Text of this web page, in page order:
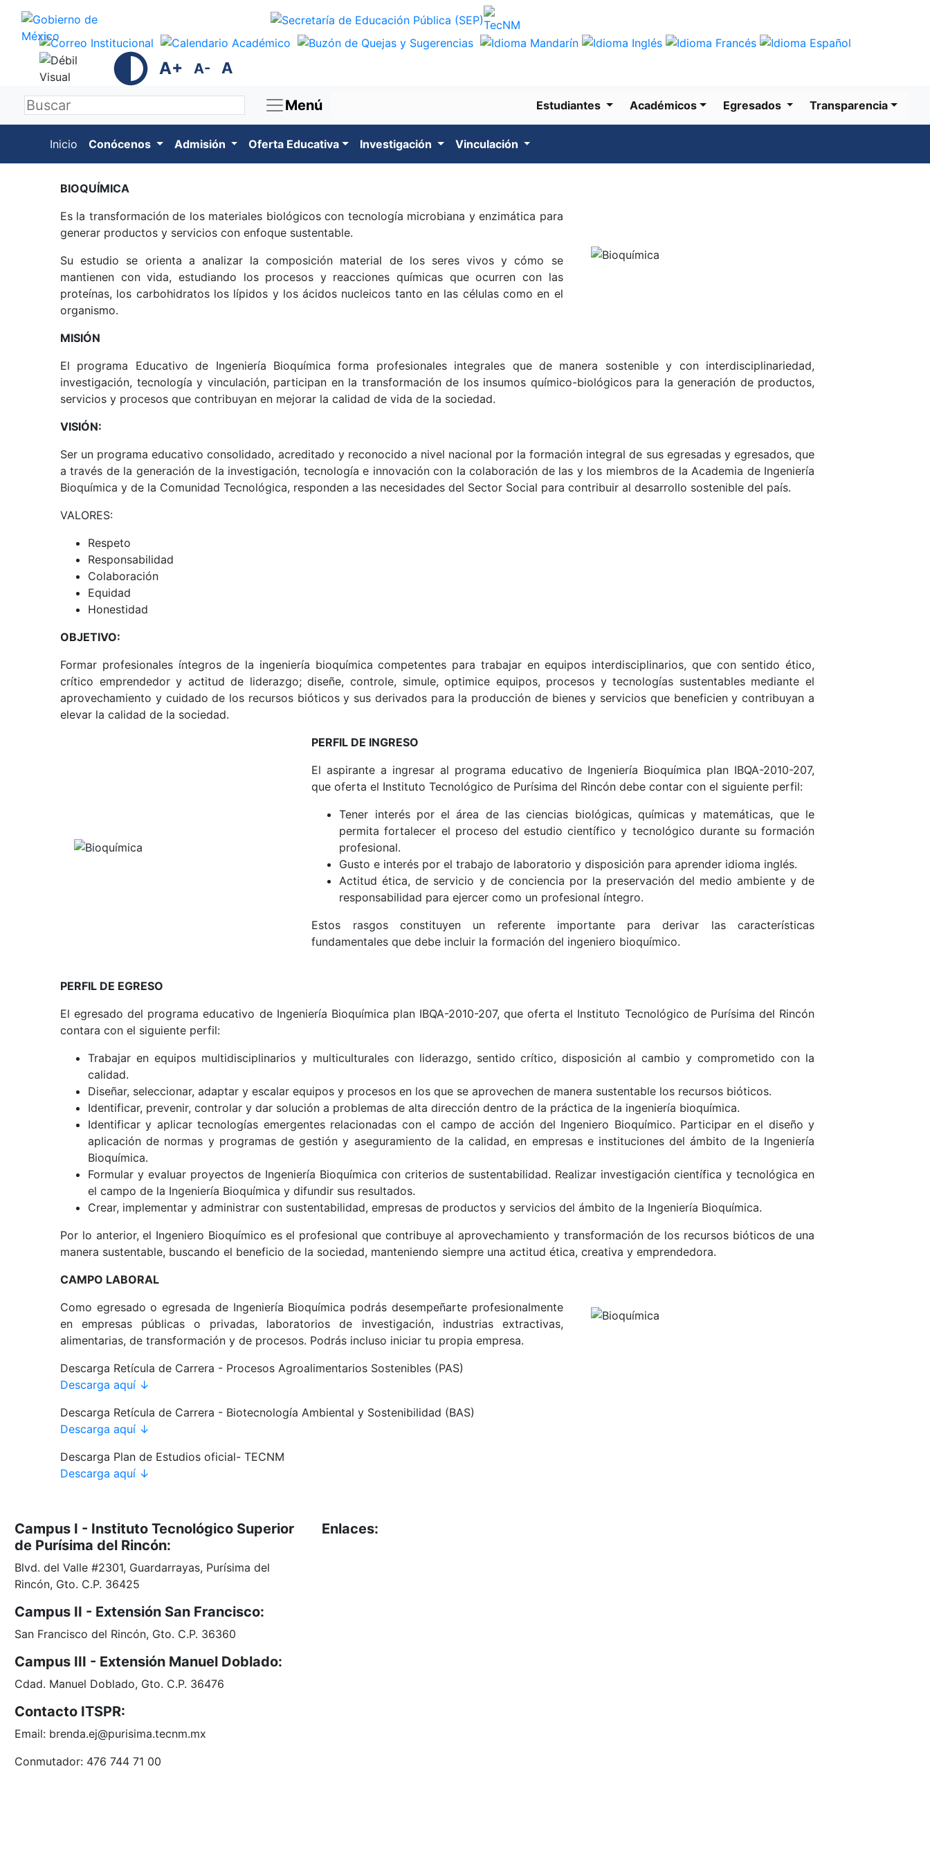
A+ A- A
Menú Estudiantes Académicos Egresados Transparencia
Inicio Conócenos Admisión Oferta Educativa Investigación Vinculación
BIOQUÍMICA
Es la transformación de los materiales biológicos con tecnología microbiana y enzimática para
generar productos y servicios con enfoque sustentable.
Su estudio se orienta a analizar la composición material de los seres vivos y cómo se
mantienen con vida, estudiando los procesos y reacciones químicas que ocurren con las
proteínas, los carbohidratos los lípidos y los ácidos nucleicos tanto en las células como en el
organismo.
MISIÓN
El programa Educativo de Ingeniería Bioquímica forma profesionales integrales que de manera sostenible y con interdisciplinariedad,
investigación, tecnología y vinculación, participan en la transformación de los insumos químico-biológicos para la generación de productos,
servicios y procesos que contribuyan en mejorar la calidad de vida de la sociedad.
VISIÓN:
Ser un programa educativo consolidado, acreditado y reconocido a nivel nacional por la formación integral de sus egresadas y egresados, que
a través de la generación de la investigación, tecnología e innovación con la colaboración de las y los miembros de la Academia de Ingeniería
Bioquímica y de la Comunidad Tecnológica, responden a las necesidades del Sector Social para contribuir al desarrollo sostenible del país.
VALORES:
Respeto
Responsabilidad
Colaboración
Equidad
Honestidad
OBJETIVO:
Formar profesionales íntegros de la ingeniería bioquímica competentes para trabajar en equipos interdisciplinarios, que con sentido ético,
crítico emprendedor y actitud de liderazgo; diseñe, controle, simule, optimice equipos, procesos y tecnologías sustentables mediante el
aprovechamiento y cuidado de los recursos bióticos y sus derivados para la producción de bienes y servicios que beneficien y contribuyan a
elevar la calidad de la sociedad.
PERFIL DE INGRESO
El aspirante a ingresar al programa educativo de Ingeniería Bioquímica plan IBQA-2010-207,
que oferta el Instituto Tecnológico de Purísima del Rincón debe contar con el siguiente perfil:
Tener interés por el área de las ciencias biológicas, químicas y matemáticas, que le
permita fortalecer el proceso del estudio científico y tecnológico durante su formación
profesional.
Gusto e interés por el trabajo de laboratorio y disposición para aprender idioma inglés.
Actitud ética, de servicio y de conciencia por la preservación del medio ambiente y de
responsabilidad para ejercer como un profesional íntegro.
Estos rasgos constituyen un referente importante para derivar las características
fundamentales que debe incluir la formación del ingeniero bioquímico.
PERFIL DE EGRESO
El egresado del programa educativo de Ingeniería Bioquímica plan IBQA-2010-207, que oferta el Instituto Tecnológico de Purísima del Rincón
contara con el siguiente perfil:
Trabajar en equipos multidisciplinarios y multiculturales con liderazgo, sentido crítico, disposición al cambio y comprometido con la
calidad.
Diseñar, seleccionar, adaptar y escalar equipos y procesos en los que se aprovechen de manera sustentable los recursos bióticos.
Identificar, prevenir, controlar y dar solución a problemas de alta dirección dentro de la práctica de la ingeniería bioquímica.
Identificar y aplicar tecnologías emergentes relacionadas con el campo de acción del Ingeniero Bioquímico. Participar en el diseño y
aplicación de normas y programas de gestión y aseguramiento de la calidad, en empresas e instituciones del ámbito de la Ingeniería
Bioquímica.
Formular y evaluar proyectos de Ingeniería Bioquímica con criterios de sustentabilidad. Realizar investigación científica y tecnológica en
el campo de la Ingeniería Bioquímica y difundir sus resultados.
Crear, implementar y administrar con sustentabilidad, empresas de productos y servicios del ámbito de la Ingeniería Bioquímica.
Por lo anterior, el Ingeniero Bioquímico es el profesional que contribuye al aprovechamiento y transformación de los recursos bióticos de una
manera sustentable, buscando el beneficio de la sociedad, manteniendo siempre una actitud ética, creativa y emprendedora.
CAMPO LABORAL
Como egresado o egresada de Ingeniería Bioquímica podrás desempeñarte profesionalmente
en empresas públicas o privadas, laboratorios de investigación, industrias extractivas,
alimentarias, de transformación y de procesos. Podrás incluso iniciar tu propia empresa.
Descarga Retícula de Carrera - Procesos Agroalimentarios Sostenibles (PAS)
Descarga aquí ↓
Descarga Retícula de Carrera - Biotecnología Ambiental y Sostenibilidad (BAS)
Descarga aquí ↓
Descarga Plan de Estudios oficial- TECNM
Descarga aquí ↓
Campus I - Instituto Tecnológico Superior
de Purísima del Rincón:
Blvd. del Valle #2301, Guardarrayas, Purísima del
Rincón, Gto. C.P. 36425
Campus II - Extensión San Francisco:
San Francisco del Rincón, Gto. C.P. 36360
Campus III - Extensión Manuel Doblado:
Cdad. Manuel Doblado, Gto. C.P. 36476
Contacto ITSPR:
Email: brenda.ej@purisima.tecnm.mx
Conmutador: 476 744 71 00
Enlaces: